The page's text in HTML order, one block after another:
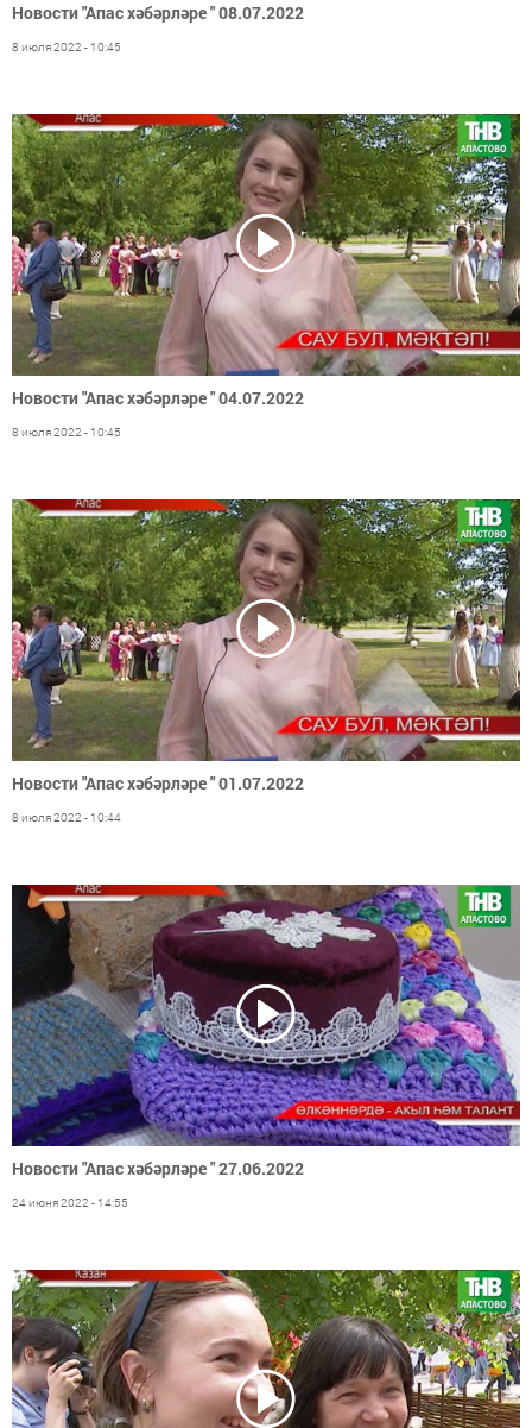
Новости "Апас хәбәрләре " 08.07.2022
8 июля 2022 - 10:45
Новости "Апас хәбәрләре " 04.07.2022
8 июля 2022 - 10:45
Новости "Апас хәбәрләре " 01.07.2022
8 июля 2022 - 10:44
Новости "Апас хәбәрләре " 27.06.2022
24 июня 2022 - 14:55